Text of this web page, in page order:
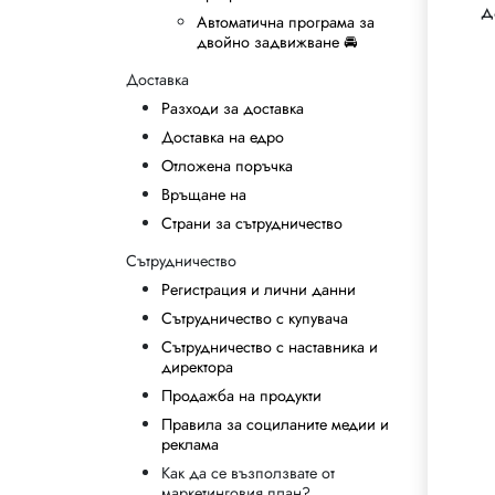
Автоматична програма за
двойно задвижване 🚘
Доставка
Разходи за доставка
Доставка на едро
Отложена поръчка
Връщане на
Страни за сътрудничество
Сътрудничество
Регистрация и лични данни
Сътрудничество с купувача
Сътрудничество с наставника и
директора
Продажба на продукти
Правила за социланите медии и
реклама
Как да се възползвате от